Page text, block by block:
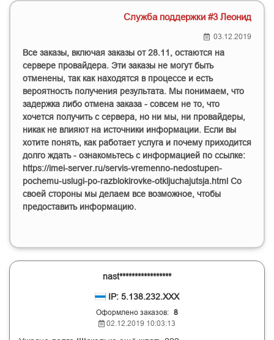
Все заказы, включая заказы от 28.11, остаются на
сервере провайдера. Эти заказы не могут быть
отменены, так как находятся в процессе и есть
вероятность получения результата. Мы понимаем, что
задержка либо отмена заказа - совсем не то, что
хочется получить с сервера, но ни мы, ни провайдеры,
никак не влияют на источники информации. Если вы
хотите понять, как работает услуга и почему приходится
долго ждать - ознакомьтесь с информацией по ссылке:
https://imei-server.ru/servis-vremenno-nedostupen-
pochemu-uslugi-po-razblokirovke-otkljuchajutsja.html Со
своей стороны мы делаем все возможное, чтобы
предоставить информацию.
Служба поддержки #3 Леонид
03.12.2019
nast*****************
IP: 5.138.232.XXX
Oформлено заказов: 8
02.12.2019 10:03:13